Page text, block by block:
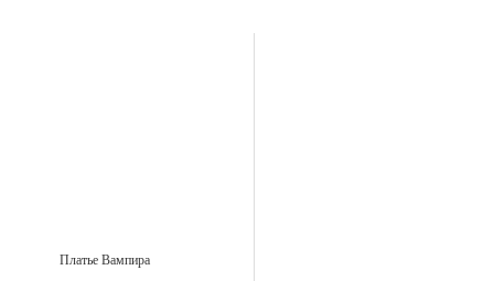
Платье Вампира